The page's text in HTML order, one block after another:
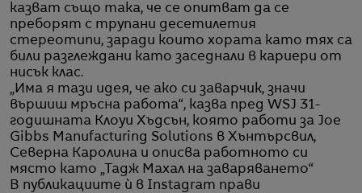
казват също така, че се опитват да се
преборят с трупани десетилетия
стереотипи, заради които хората като тях са
били разглеждани като заседнали в кариери от
нисък клас.
„Има я тази идея, че ако си заварчик, значи
вършиш мръсна работа“, казва пред WSJ 31-
годишната Клоуи Хъдсън, която работи за Joe
Gibbs Manufacturing Solutions в Хънтърсвил,
Северна Каролина и описва работното си
място като „Тадж Махал на заваряването“
В публикациите ѝ в Instagram прави